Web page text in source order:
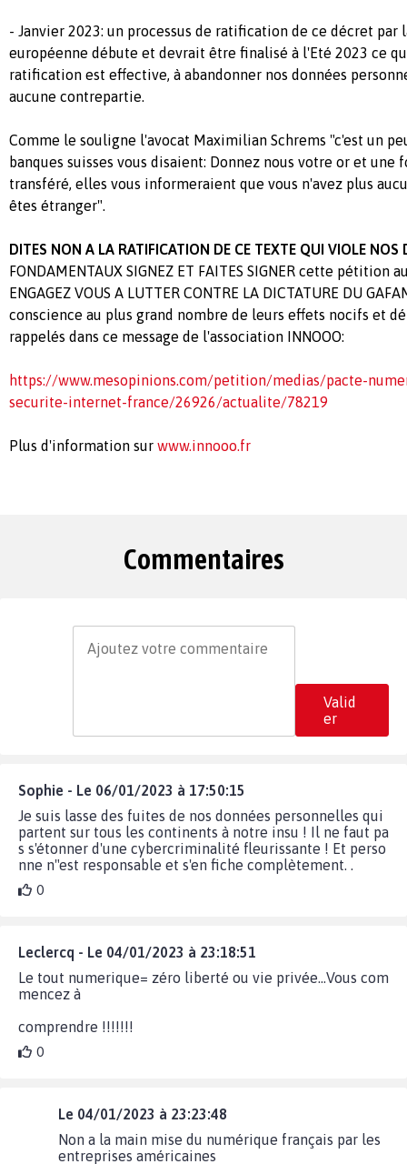
- Janvier 2023: un processus de ratification de ce décret par
européenne débute et devrait être finalisé à l'Eté 2023 ce
ratification est effective, à abandonner nos données
aucune contrepartie.
Comme le souligne l'avocat Maximilian Schrems "c'est un
banques suisses vous disaient: Donnez nous votre or et une
transféré, elles vous informeraient que vous n'avez plus
êtes étranger".
DITES NON A LA RATIFICATION DE CE TEXTE QUI VIOLE NOS
FONDAMENTAUX SIGNEZ ET FAITES SIGNER cette pétition
ENGAGEZ VOUS A LUTTER CONTRE LA DICTATURE DU
conscience au plus grand nombre de leurs effets nocifs et
rappelés dans ce message de l'association INNOOO:
https://www.mesopinions.com/petition/medias/pacte-
securite-internet-france/26926/actualite/78219
Plus d'information sur www.innooo.fr
Commentaires
Valid
er
Sophie - Le 06/01/2023 à 17:50:15
Je suis lasse des fuites de nos données personnelles qui
partent sur tous les continents à notre insu ! Il ne faut pa
s s'étonner d'une cybercriminalité fleurissante ! Et perso
nne n"est responsable et s'en fiche complètement. .
0
Leclercq - Le 04/01/2023 à 23:18:51
Le tout numerique= zéro liberté ou vie privée...Vous com
mencez à
comprendre !!!!!!!
0
Le 04/01/2023 à 23:23:48
Non a la main mise du numérique français par les
entreprises américaines